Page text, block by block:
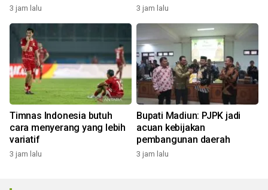
3 jam lalu 3 jam lalu
Timnas Indonesia butuh
cara menyerang yang lebih
variatif
3 jam lalu
Bupati Madiun: PJPK jadi
acuan kebijakan
pembangunan daerah
3 jam lalu